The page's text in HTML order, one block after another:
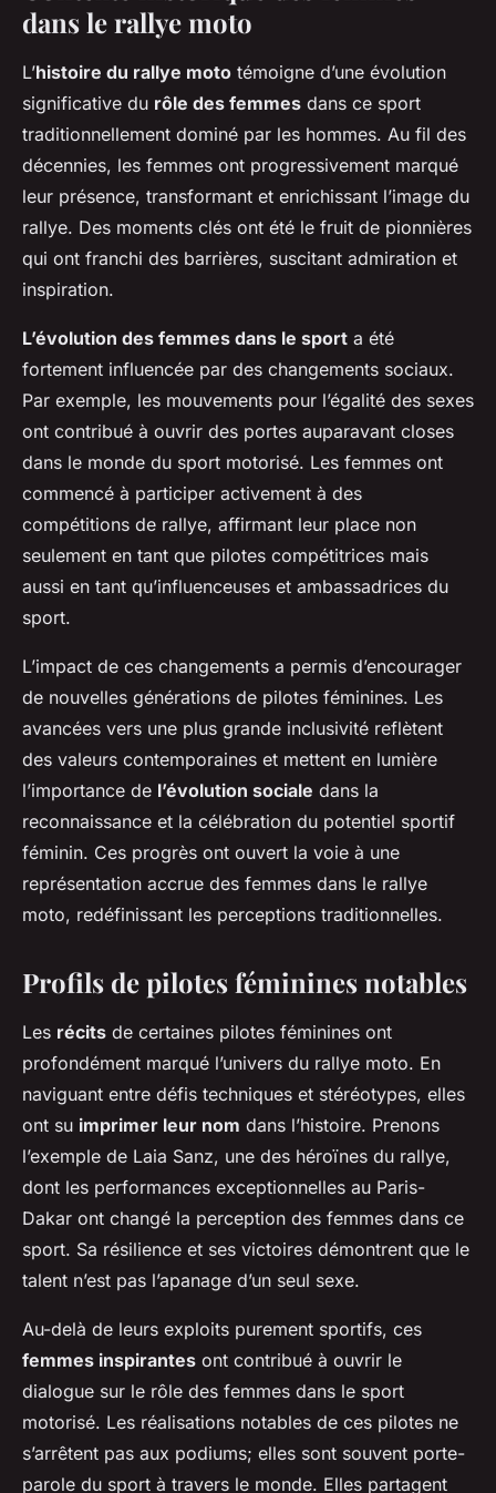
dans le rallye moto
L’histoire du rallye moto témoigne d’une évolution
significative du rôle des femmes dans ce sport
traditionnellement dominé par les hommes. Au fil des
décennies, les femmes ont progressivement marqué
leur présence, transformant et enrichissant l’image du
rallye. Des moments clés ont été le fruit de pionnières
qui ont franchi des barrières, suscitant admiration et
inspiration.
L’évolution des femmes dans le sport a été
fortement influencée par des changements sociaux.
Par exemple, les mouvements pour l’égalité des sexes
ont contribué à ouvrir des portes auparavant closes
dans le monde du sport motorisé. Les femmes ont
commencé à participer activement à des
compétitions de rallye, affirmant leur place non
seulement en tant que pilotes compétitrices mais
aussi en tant qu’influenceuses et ambassadrices du
sport.
L’impact de ces changements a permis d’encourager
de nouvelles générations de pilotes féminines. Les
avancées vers une plus grande inclusivité reflètent
des valeurs contemporaines et mettent en lumière
l’importance de l’évolution sociale dans la
reconnaissance et la célébration du potentiel sportif
féminin. Ces progrès ont ouvert la voie à une
représentation accrue des femmes dans le rallye
moto, redéfinissant les perceptions traditionnelles.
Profils de pilotes féminines notables
Les récits de certaines pilotes féminines ont
profondément marqué l’univers du rallye moto. En
naviguant entre défis techniques et stéréotypes, elles
ont su imprimer leur nom dans l’histoire. Prenons
l’exemple de Laia Sanz, une des héroïnes du rallye,
dont les performances exceptionnelles au Paris-
Dakar ont changé la perception des femmes dans ce
sport. Sa résilience et ses victoires démontrent que le
talent n’est pas l’apanage d’un seul sexe.
Au-delà de leurs exploits purement sportifs, ces
femmes inspirantes ont contribué à ouvrir le
dialogue sur le rôle des femmes dans le sport
motorisé. Les réalisations notables de ces pilotes ne
s’arrêtent pas aux podiums; elles sont souvent porte-
parole du sport à travers le monde. Elles partagent